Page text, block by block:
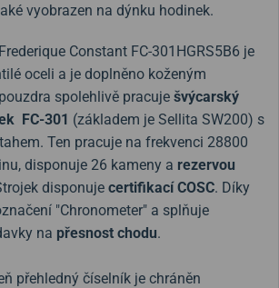
vyobrazen na dýnku hodinek.
Constant FC-301HGRS5B6 je
oceli a je doplněno koženým
spolehlivě pracuje švýcarský
FC-301 (základem je Sellita SW200) s
Ten pracuje na frekvenci 28800
disponuje 26 kameny a rezervou
disponuje certifikací COSC. Díky
"Chronometer" a splňuje
na přesnost chodu.
přehledný číselník je chráněn